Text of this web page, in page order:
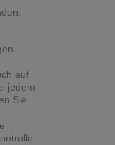
auf
jedem
Sie